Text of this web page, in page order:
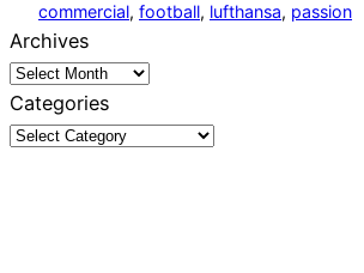
commercial, football, lufthansa, passion
Archives
Categories